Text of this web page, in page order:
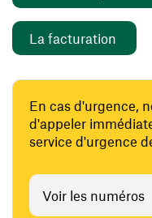
La facturation
En cas d'urgence,
d'appeler
service d'urgence
Voir les numéros